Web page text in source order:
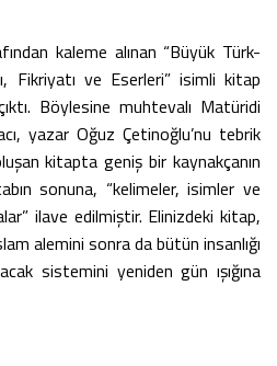
kaleme alınan “Büyük Türk-
Fikriyatı ve Eserleri” isimli kitap
Böylesine muhtevalı Matüridi
yazar Oğuz Çetinoğlu’nu tebrik
kitapta geniş bir kaynakçanın
sonuna, “kelimeler, isimler ve
ilave edilmiştir. Elinizdeki kitap,
alemini sonra da bütün insanlığı
sistemini yeniden gün ışığına